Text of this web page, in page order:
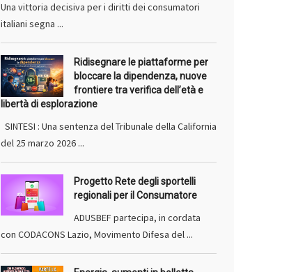
Una vittoria decisiva per i diritti dei consumatori
italiani segna ...
Ridisegnare le piattaforme per
bloccare la dipendenza, nuove
frontiere tra verifica dell’età e
libertà di esplorazione
SINTESI : Una sentenza del Tribunale della California
del 25 marzo 2026 ...
Progetto Rete degli sportelli
regionali per il Consumatore
ADUSBEF partecipa, in cordata
con CODACONS Lazio, Movimento Difesa del ...